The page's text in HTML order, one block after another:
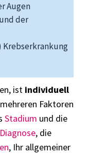
Augen
der
Krebserkrankung
ist individuell
Faktoren
Stadium und die
Diagnose, die
, Ihr allgemeiner